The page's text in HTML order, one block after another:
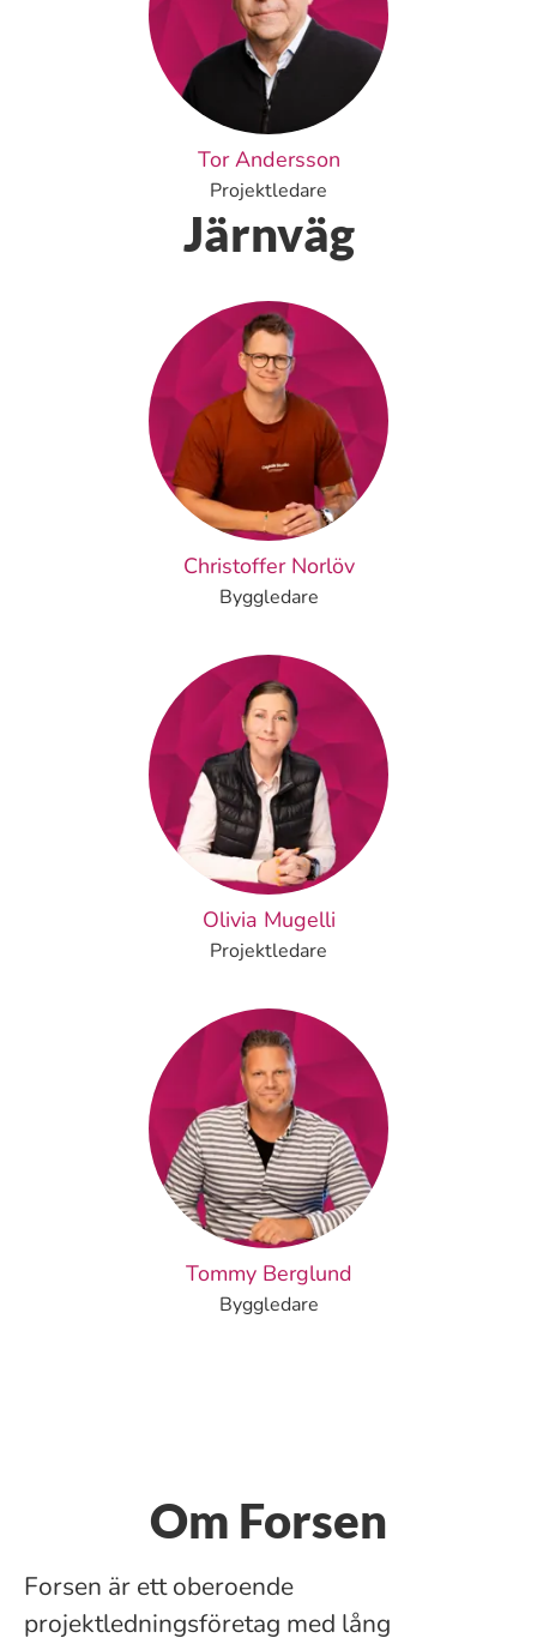
Tor Andersson
Projektledare
Järnväg
Christoffer Norlöv
Byggledare
Olivia Mugelli
Projektledare
Tommy Berglund
Byggledare
Om Forsen
Forsen är ett oberoende
projektledningsföretag med lång